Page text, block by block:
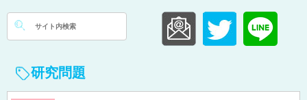
検
索:
研究問題